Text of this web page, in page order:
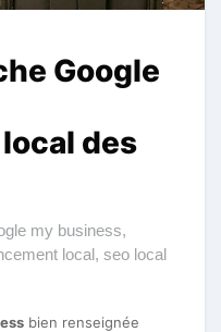
Google
des
my business,
local, seo local
bien renseignée